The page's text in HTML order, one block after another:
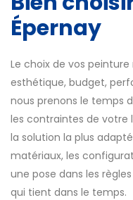
Épernay
Le choix de vos
esthétique, budget,
nous prenons le temps
les contraintes de votre
la solution la plus
matériaux, les
une pose dans les
qui tient dans le temps.